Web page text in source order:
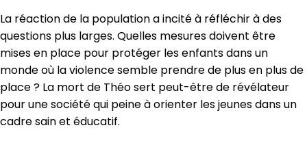
La réaction de la population a incité à réfléchir à des
questions plus larges. Quelles mesures doivent être
mises en place pour protéger les enfants dans un
monde où la violence semble prendre de plus en plus de
place ? La mort de Théo sert peut-être de révélateur
pour une société qui peine à orienter les jeunes dans un
cadre sain et éducatif.